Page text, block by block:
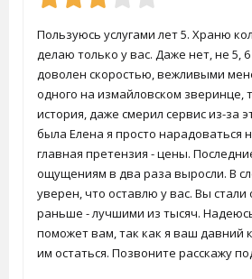
Пользуюсь услугами лет 5. Храню
делаю только у вас. Даже нет, не 5,
доволен скоростью, вежливыми
одного на измайловском зверинце,
история, даже смерил сервис из-за
была Елена я просто нарадоваться
главная претензия - цены.
ощущениям в два раза выросли. В
уверен, что оставлю у вас. Вы стали
раньше - лучшими из тысяч.
поможет вам, так как я ваш давний
им остаться. Позвоните расскажу